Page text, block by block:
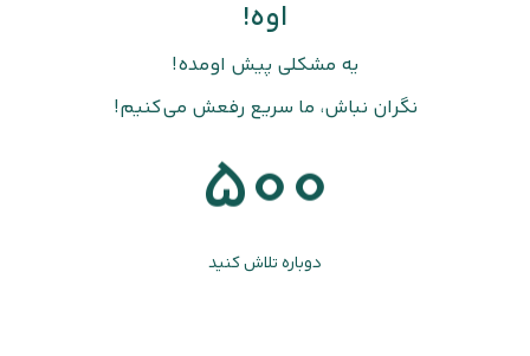
اوه!
یه مشکلی پیش اومده!
نگران نباش، ما سریع رفعش می‌کنیم!
500
دوباره تلاش کنید